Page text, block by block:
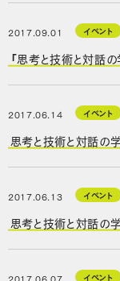
2017.09.01 イベント
「思考と技術と対話
2017.06.14 イベント
思考と技術と対話の
2017.06.13 イベント
思考と技術と対話の
2017.06.07 イベント